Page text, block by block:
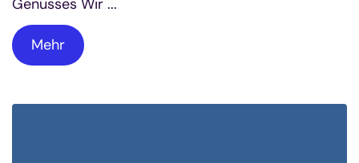
Mehr